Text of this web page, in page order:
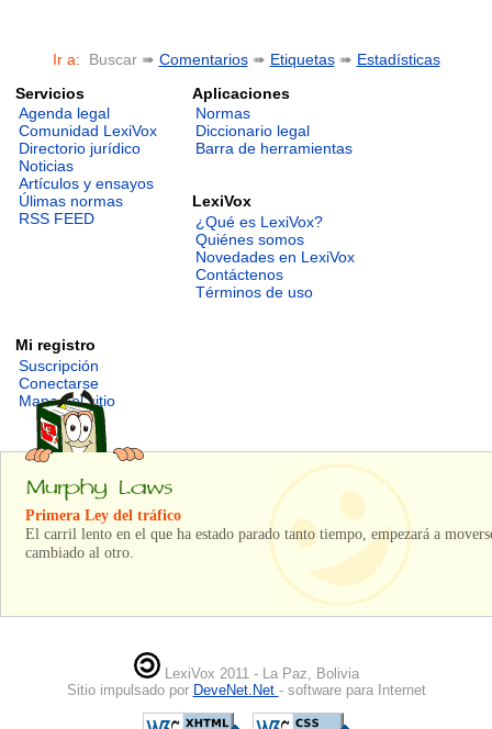
Ir a: Buscar ➠ Comentarios➠ Etiquetas➠ Estadísticas
Servicios
Agenda legal
Comunidad LexiVox
Directorio jurídico
Noticias
Artículos y ensayos
Úlimas normas
RSS FEED
Aplicaciones
Normas
Diccionario legal
Barra de herramientas
LexiVox
¿Qué es LexiVox?
Quiénes somos
Novedades en LexiVox
Contáctenos
Términos de uso
Mi registro
Suscripción
Conectarse
Mapa del sitio
Primera Ley del tráfico
El carril lento en el que ha estado parado tanto tiempo, empezará a
cambiado al otro.
LexiVox 2011 - La Paz, Bolivia
Sitio impulsado por DeveNet.Net - software para Internet